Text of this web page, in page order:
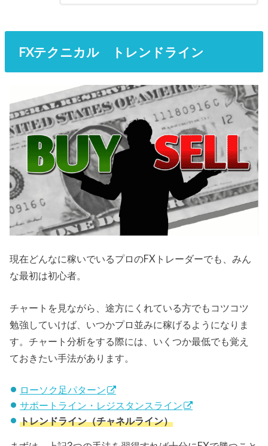
FXテクニカル トレンドライン
現在どんなに稼いでいるプロのFXトレーダーでも、みん
な最初は初心者。
チャートを見ながら、途方にくれている方でもコツコツ
勉強していけば、いつかプロ並みに稼げるようになりま
す。チャート分析をする際には、いくつか最低でも覚え
ておきたい手法があります。
ローソク足パターン
サポートライン・レジスタンスライン
トレンドライン（チャネルライン）